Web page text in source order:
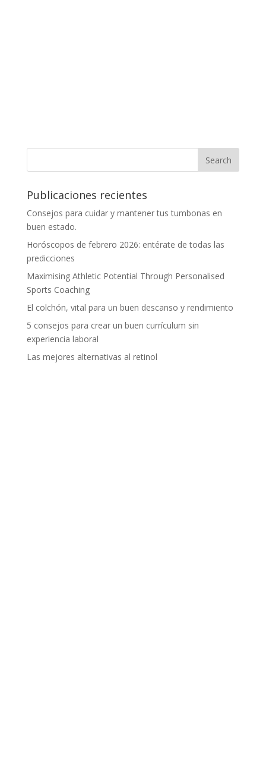
Publicaciones recientes
Consejos para cuidar y mantener tus tumbonas en
buen estado.
Horóscopos de febrero 2026: entérate de todas las
predicciones
Maximising Athletic Potential Through Personalised
Sports Coaching
El colchón, vital para un buen descanso y rendimiento
5 consejos para crear un buen currículum sin
experiencia laboral
Las mejores alternativas al retinol